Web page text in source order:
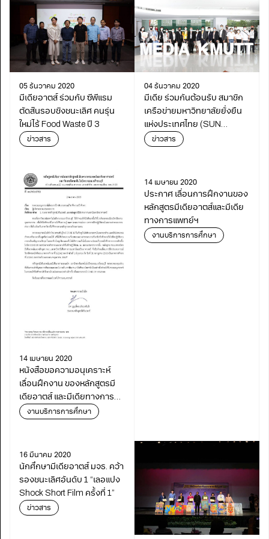
05 ธันวาคม 2020
มีเดียอาตส์ ร่วมกับ ซีพีแรม
ตัดสินรอบชิงชนะเลิศ คนรุ่น
ใหม่ไร้ Food Waste ปี 3
ข่าวสาร
04 ธันวาคม 2020
มีเดีย ร่วมกันต้อนรับ สมาชิก
เครือข่ายมหาวิทยาลัยยั่งยืน
แห่งประเทศไทย (SUN
Thailand)
ข่าวสาร
14 เมษายน 2020
หนังสือขอความอนุเคราะห์
เลื่อนฝึกงาน ของหลักสูตรมี
เดียอาตส์ และมีเดียทางการ
แพทย์ฯ
งานบริการการศึกษา
14 เมษายน 2020
ประกาศ เลื่อนการฝึกงานของ
หลักสูตรมีเดียอาตส์และมีเดีย
ทางการแพทย์ฯ
งานบริการการศึกษา
16 มีนาคม 2020
นักศึกษามีเดียอาตส์ มจธ. คว้า
รองชนะเลิศอันดับ 1 “เลอแปง
Shock Short Film ครั้งที่ 1”
ข่าวสาร